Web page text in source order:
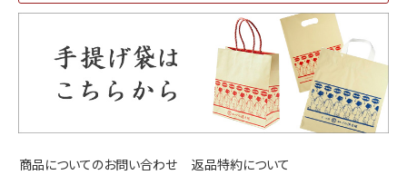
商品についてのお問い合わせ 返品特約について